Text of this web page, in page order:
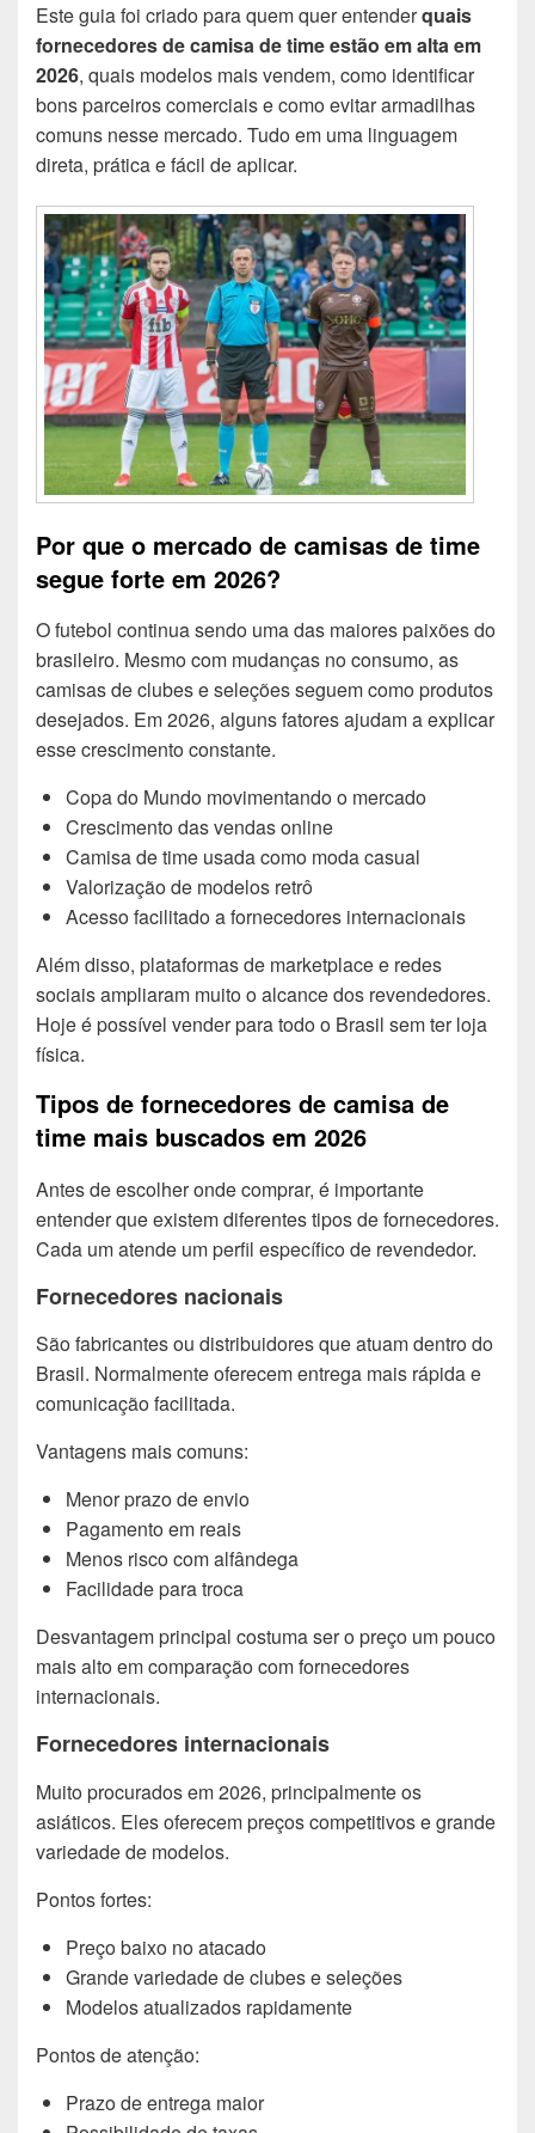
Este guia foi criado para quem quer entenderquais
fornecedores de camisa de time estão em alta em
2026, quais modelos mais vendem, como identificar
bons parceiros comerciais e como evitar armadilhas
comuns nesse mercado. Tudo em uma linguagem
direta, prática e fácil de aplicar.
Por que o mercado de camisas de time
segue forte em 2026?
O futebol continua sendo uma das maiores paixões do
brasileiro. Mesmo com mudanças no consumo, as
camisas de clubes e seleções seguem como produtos
desejados. Em 2026, alguns fatores ajudam a explicar
esse crescimento constante.
Copa do Mundo movimentando o mercado
Crescimento das vendas online
Camisa de time usada como moda casual
Valorização de modelos retrô
Acesso facilitado a fornecedores internacionais
Além disso, plataformas de marketplace e redes
sociais ampliaram muito o alcance dos revendedores.
Hoje é possível vender para todo o Brasil sem ter loja
física.
Tipos de fornecedores de camisa de
time mais buscados em 2026
Antes de escolher onde comprar, é importante
entender que existem diferentes tipos de fornecedores.
Cada um atende um perfil específico de revendedor.
Fornecedores nacionais
São fabricantes ou distribuidores que atuam dentro do
Brasil. Normalmente oferecem entrega mais rápida e
comunicação facilitada.
Vantagens mais comuns:
Menor prazo de envio
Pagamento em reais
Menos risco com alfândega
Facilidade para troca
Desvantagem principal costuma ser o preço um pouco
mais alto em comparação com fornecedores
internacionais.
Fornecedores internacionais
Muito procurados em 2026, principalmente os
asiáticos. Eles oferecem preços competitivos e grande
variedade de modelos.
Pontos fortes:
Preço baixo no atacado
Grande variedade de clubes e seleções
Modelos atualizados rapidamente
Pontos de atenção:
Prazo de entrega maior